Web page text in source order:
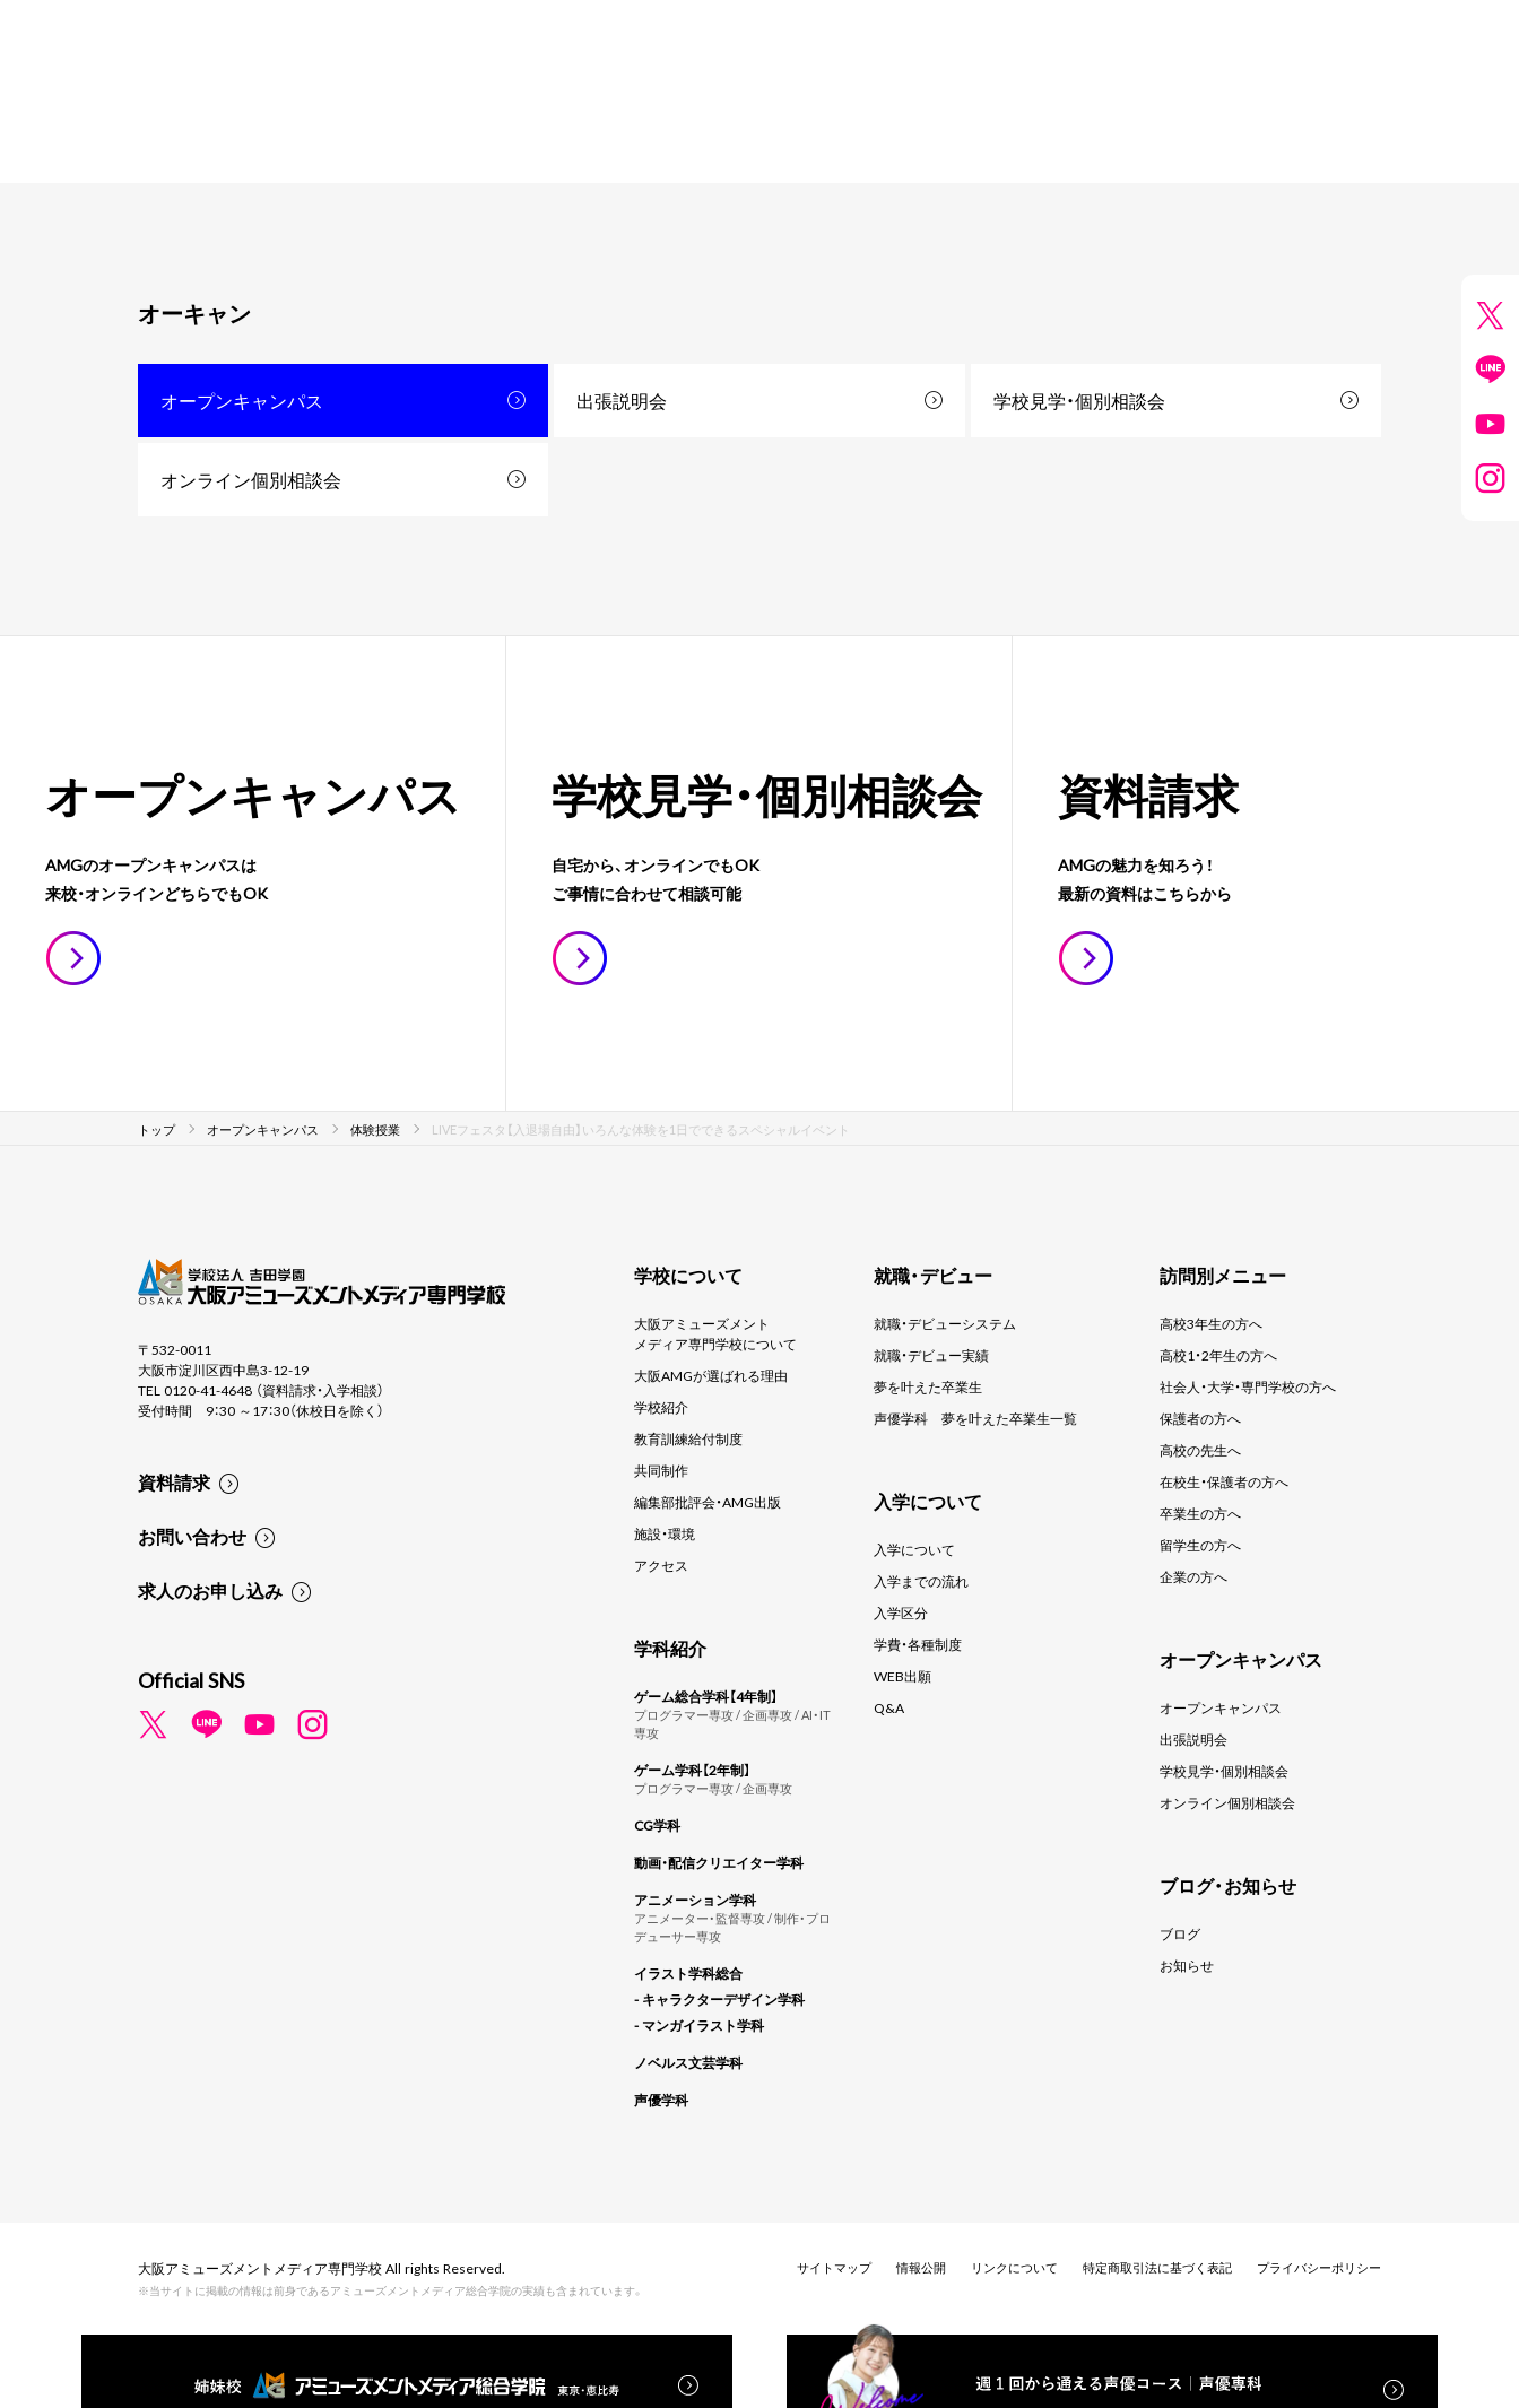
オーキャン
オープンキャンパス 出張説明会 学校見学・個別相談会
オンライン個別相談会
オープンキャンパス
AMGのオープンキャンパスは
来校・オンラインどちらでもOK
学校見学・個別相談会
自宅から、オンラインでもOK
ご事情に合わせて相談可能
資料請求
AMGの魅力を知ろう！
最新の資料はこちらから
トップ オープンキャンパス 体験授業 LIVEフェスタ【入退場自由】いろんな体験を1日でできるスペシャルイベント
学校について
大阪アミューズメント
メディア専門学校について
大阪AMGが選ばれる理由
学校紹介
教育訓練給付制度
共同制作
編集部批評会・AMG出版
施設・環境
アクセス
学科紹介
ゲーム総合学科【4年制】
プログラマー専攻 / 企画専攻 / AI・IT
専攻
ゲーム学科【2年制】
プログラマー専攻 / 企画専攻
CG学科
動画・配信クリエイター学科
アニメーション学科
アニメーター・監督専攻 / 制作・プロ
デューサー専攻
イラスト学科総合
- キャラクターデザイン学科
- マンガイラスト学科
ノベルス文芸学科
声優学科
就職・デビュー
就職・デビューシステム
就職・デビュー実績
夢を叶えた卒業生
声優学科 夢を叶えた卒業生一覧
入学について
入学について
入学までの流れ
入学区分
学費・各種制度
WEB出願
Q&A
訪問別メニュー
高校3年生の方へ
高校1・2年生の方へ
社会人・大学・専門学校の方へ
保護者の方へ
高校の先生へ
在校生・保護者の方へ
卒業生の方へ
留学生の方へ
企業の方へ
オープンキャンパス
オープンキャンパス
出張説明会
学校見学・個別相談会
オンライン個別相談会
ブログ・お知らせ
ブログ
お知らせ
〒532-0011
大阪市淀川区西中島3-12-19
TEL 0120-41-4648 （資料請求・入学相談）
受付時間 9：30 ～17：30（休校日を除く）
資料請求
お問い合わせ
求人のお申し込み
Official SNS
サイトマップ 情報公開 リンクについて 特定商取引法に基づく表記 プライバシーポリシー
大阪アミューズメントメディア専門学校 All rights Reserved.
※当サイトに掲載の情報は前身であるアミューズメントメディア総合学院の実績も含まれています。